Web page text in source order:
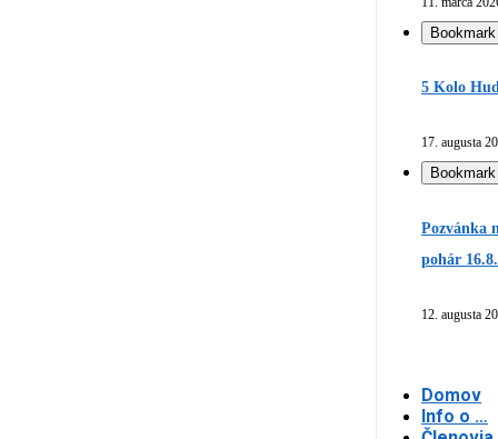
Bookmark
5 Kolo
17. augusta
Bookmark
Pozvánka
pohár
12. augusta
Domov
Info o …